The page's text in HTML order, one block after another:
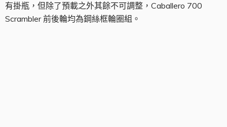
有掛瓶，但除了預載之外其餘不可調整，Caballero 700
Scrambler 前後輪均為鋼絲框輪圈組。